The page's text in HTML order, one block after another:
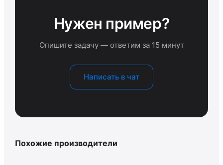
Нужен пример?
Опишите задачу — ответим за 15 минут
Написать в чат
Похожие производители